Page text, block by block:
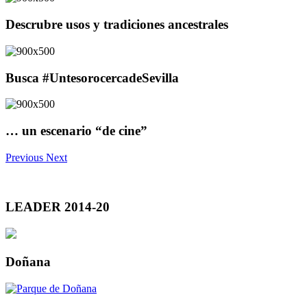
Descrubre usos y tradiciones ancestrales
Busca #UntesorocercadeSevilla
… un escenario “de cine”
Previous Next
LEADER 2014-20
Doñana